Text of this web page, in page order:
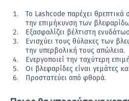
Το Lashcode παρέχει θρεπτικά
την επιμήκυνση των
Εξασφαλίζει βέλτιστη
Ενισχύει τους θύλακες των
την υπερβολική τους απώλεια.
Ενεργοποιεί την ταχύτερη
Οι βλεφαρίδες είναι γεμάτες
Προστατεύει από φθορά.